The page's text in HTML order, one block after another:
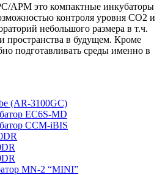
APM это компактные инкубаторы
контроля уровня CO2 и
небольшого размера в т.ч.
в будущем. Кроме
подготавливать среды именно в
(AR-3100GC)
EC6S-MD
CCM-iBIS
MN-2 “MINI”